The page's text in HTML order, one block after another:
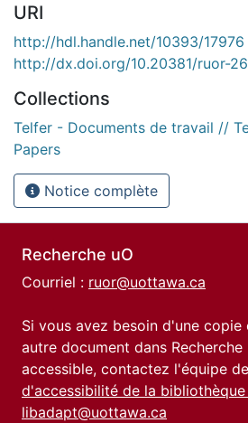
URI
http://hdl.handle.net/10393/17976
http://dx.doi.org/10.20381/ruor-
Collections
Telfer - Documents de travail //
Papers
Notice complète
Recherche uO
Courriel : ruor@uottawa.ca
Si vous avez besoin d'une
autre document dans
accessible, contactez l'équipe
d'accessibilité de la bibliothèque
libadapt@uottawa.ca